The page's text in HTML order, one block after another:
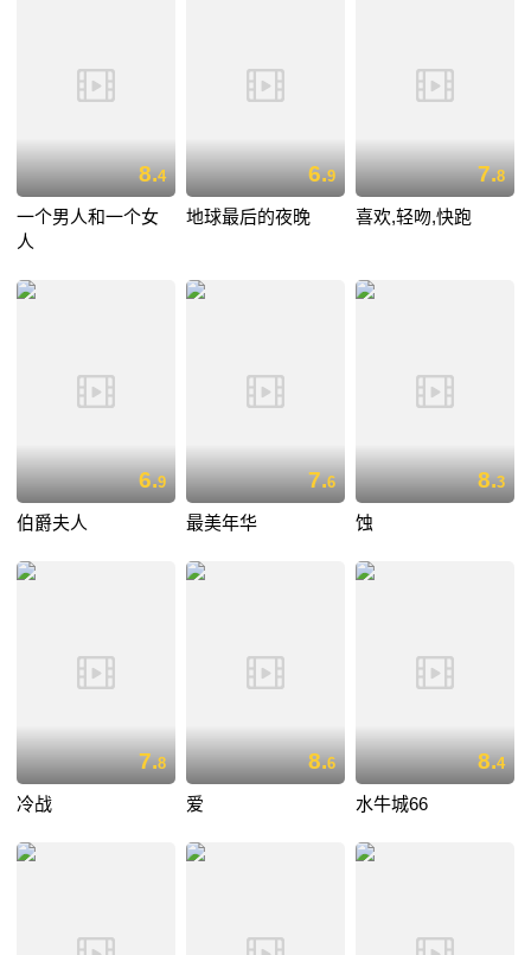
8.4
一个男人和一个女
人
6.9
地球最后的夜晚
7.8
喜欢,轻吻,快跑
6.9
伯爵夫人
7.6
最美年华
8.3
蚀
7.8
冷战
8.6
爱
8.4
水牛城66